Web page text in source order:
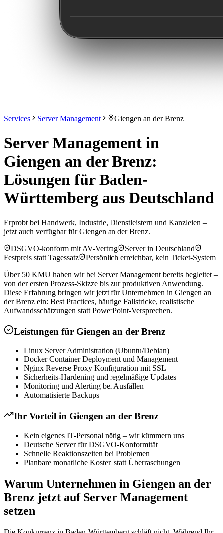
Services Server Management Giengen an der Brenz
Server Management in
Giengen an der Brenz:
Lösungen für Baden-
Württemberg aus Deutschland
Erprobt bei Handwerk, Industrie, Dienstleistern und Kanzleien –
jetzt auch verfügbar für Giengen an der Brenz.
DSGVO-konform mit AV-Vertrag
Server in Deutschland
Festpreis statt Tagessatz
Persönlich erreichbar, kein Ticket-System
Über 50 KMU haben wir bei Server Management bereits begleitet –
von der ersten Prozess-Skizze bis zur produktiven Anwendung.
Diese Erfahrung bringen wir jetzt für Unternehmen in Giengen an
der Brenz ein: Best Practices, häufige Fallstricke, realistische
Aufwandsschätzungen statt PowerPoint-Versprechen.
Leistungen für Giengen an der Brenz
Linux Server Administration (Ubuntu/Debian)
Docker Container Deployment und Management
Nginx Reverse Proxy Konfiguration mit SSL
Sicherheits-Hardening und regelmäßige Updates
Monitoring und Alerting bei Ausfällen
Automatisierte Backups
Ihr Vorteil in Giengen an der Brenz
Kein eigenes IT-Personal nötig – wir kümmern uns
Deutsche Server für DSGVO-Konformität
Schnelle Reaktionszeiten bei Problemen
Planbare monatliche Kosten statt Überraschungen
Warum Unternehmen in Giengen an der
Brenz jetzt auf Server Management
setzen